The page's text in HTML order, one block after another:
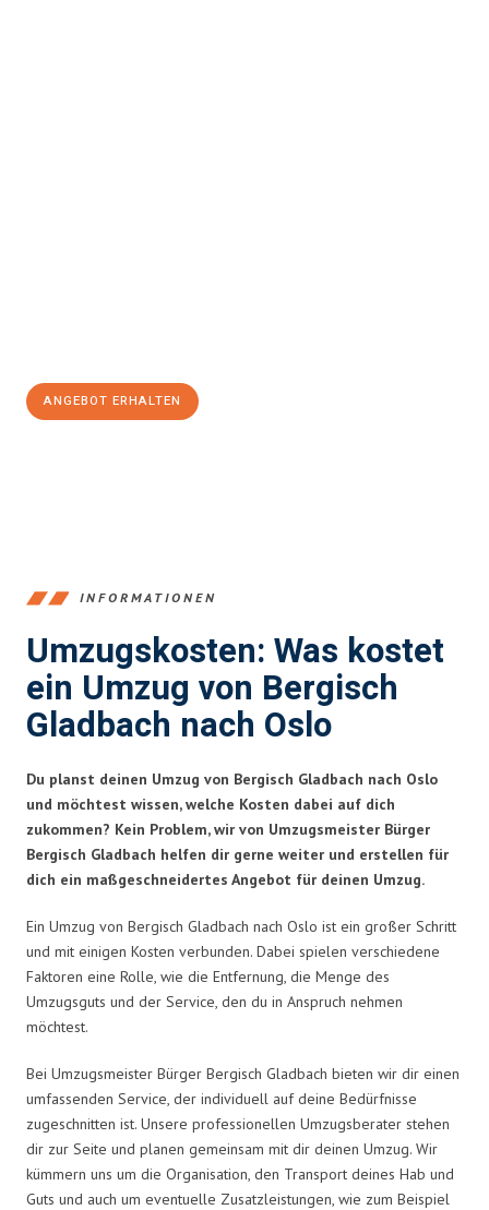
ANGEBOT ERHALTEN
INFORMATIONEN
Umzugskosten: Was kostet
ein Umzug von Bergisch
Gladbach nach Oslo
Du planst deinen Umzug von Bergisch Gladbach nach Oslo
und möchtest wissen, welche Kosten dabei auf dich
zukommen? Kein Problem, wir von Umzugsmeister Bürger
Bergisch Gladbach helfen dir gerne weiter und erstellen für
dich ein maßgeschneidertes Angebot für deinen Umzug.
Ein Umzug von Bergisch Gladbach nach Oslo ist ein großer Schritt
und mit einigen Kosten verbunden. Dabei spielen verschiedene
Faktoren eine Rolle, wie die Entfernung, die Menge des
Umzugsguts und der Service, den du in Anspruch nehmen
möchtest.
Bei Umzugsmeister Bürger Bergisch Gladbach bieten wir dir einen
umfassenden Service, der individuell auf deine Bedürfnisse
zugeschnitten ist. Unsere professionellen Umzugsberater stehen
dir zur Seite und planen gemeinsam mit dir deinen Umzug. Wir
kümmern uns um die Organisation, den Transport deines Hab und
Guts und auch um eventuelle Zusatzleistungen, wie zum Beispiel